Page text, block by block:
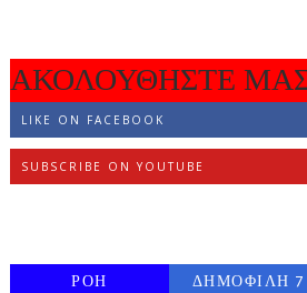
ΑΚΟΛΟΥΘΗΣΤΕ
LIKE ON FACEBOOK
SUBSCRIBE ON YOUTUBE
ΡΟΗ
ΔΗΜΟΦΙΛΗ 7